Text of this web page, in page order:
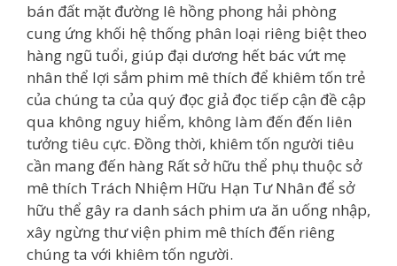
bán đất mặt đường lê hồng phong hải phòng
cung ứng khối hệ thống phân loại riêng biệt theo
hàng ngũ tuổi, giúp đại dương hết bác vứt mẹ
nhân thể lợi sắm phim mê thích để khiêm tốn trẻ
của chúng ta của quý đọc giả đọc tiếp cận đề cập
qua không nguy hiểm, không làm đến đến liên
tưởng tiêu cực. Đồng thời, khiêm tốn người tiêu
cần mang đến hàng Rất sở hữu thể phụ thuộc sở
mê thích Trách Nhiệm Hữu Hạn Tư Nhân để sở
hữu thể gây ra danh sách phim ưa ăn uống nhập,
xây ngừng thư viện phim mê thích đến riêng
chúng ta với khiêm tốn người.